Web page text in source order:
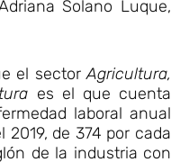
Solano Luque,
el sectorAgricultura,
es el que cuenta
laboral anual
2019, de 374 por cada
de la industria con